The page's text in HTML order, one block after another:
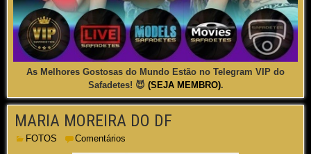
As Melhores Gostosas do Mundo Estão no Telegram VIP do
Safadetes! 😈 (SEJA MEMBRO).
MARIA MOREIRA DO DF
FOTOS Comentários